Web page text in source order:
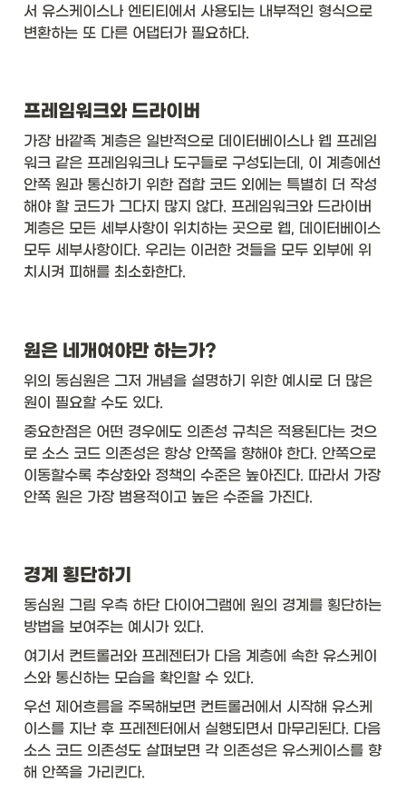
서 유스케이스나 엔티티에서 사용되는 내부적인 형식으로
변환하는 또 다른 어댑터가 필요하다.
프레임워크와 드라이버
가장 바깥족 계층은 일반적으로 데이터베이스나 웹 프레임
워크 같은 프레임워크나 도구들로 구성되는데, 이 계층에선
안쪽 원과 통신하기 위한 접합 코드 외에는 특별히 더 작성
해야 할 코드가 그다지 많지 않다. 프레임워크와 드라이버
계층은 모든 세부사항이 위치하는 곳으로 웹, 데이터베이스
모두 세부사항이다. 우리는 이러한 것들을 모두 외부에 위
치시켜 피해를 최소화한다.
원은 네개여야만 하는가?
위의 동심원은 그저 개념을 설명하기 위한 예시로 더 많은
원이 필요할 수도 있다.
중요한점은 어떤 경우에도 의존성 규칙은 적용된다는 것으
로 소스 코드 의존성은 항상 안쪽을 향해야 한다. 안쪽으로
이동할수록 추상화와 정책의 수준은 높아진다. 따라서 가장
안쪽 원은 가장 범용적이고 높은 수준을 가진다.
경계 횡단하기
동심원 그림 우측 하단 다이어그램에 원의 경계를 횡단하는
방법을 보여주는 예시가 있다.
여기서 컨트롤러와 프레젠터가 다음 계층에 속한 유스케이
스와 통신하는 모습을 확인할 수 있다.
우선 제어흐름을 주목해보면 컨트롤러에서 시작해 유스케
이스를 지난 후 프레젠터에서 실행되면서 마무리된다. 다음
소스 코드 의존성도 살펴보면 각 의존성은 유스케이스를 향
해 안쪽을 가리킨다.